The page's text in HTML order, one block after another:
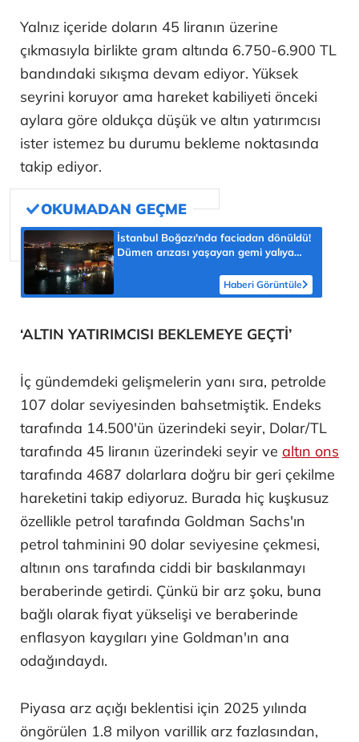
Yalnız içeride doların 45 liranın üzerine
çıkmasıyla birlikte gram altında 6.750-6.900 TL
bandındaki sıkışma devam ediyor. Yüksek
seyrini koruyor ama hareket kabiliyeti önceki
aylara göre oldukça düşük ve altın yatırımcısı
ister istemez bu durumu bekleme noktasında
takip ediyor.
İstanbul Boğazı'nda faciadan dönüldü!
Dümen arızası yaşayan gemi yalıya
Haberi Görüntüle
‘ALTIN YATIRIMCISI BEKLEMEYE GEÇTİ’
İç gündemdeki gelişmelerin yanı sıra, petrolde
107 dolar seviyesinden bahsetmiştik. Endeks
tarafında 14.500'ün üzerindeki seyir, Dolar/TL
tarafında 45 liranın üzerindeki seyir ve altın ons
tarafında 4687 dolarlara doğru bir geri çekilme
hareketini takip ediyoruz. Burada hiç kuşkusuz
özellikle petrol tarafında Goldman Sachs'ın
petrol tahminini 90 dolar seviyesine çekmesi,
altının ons tarafında ciddi bir baskılanmayı
beraberinde getirdi. Çünkü bir arz şoku, buna
bağlı olarak fiyat yükselişi ve beraberinde
enflasyon kaygıları yine Goldman'ın ana
odağındaydı.
Piyasa arz açığı beklentisi için 2025 yılında
öngörülen 1.8 milyon varillik arz fazlasından,